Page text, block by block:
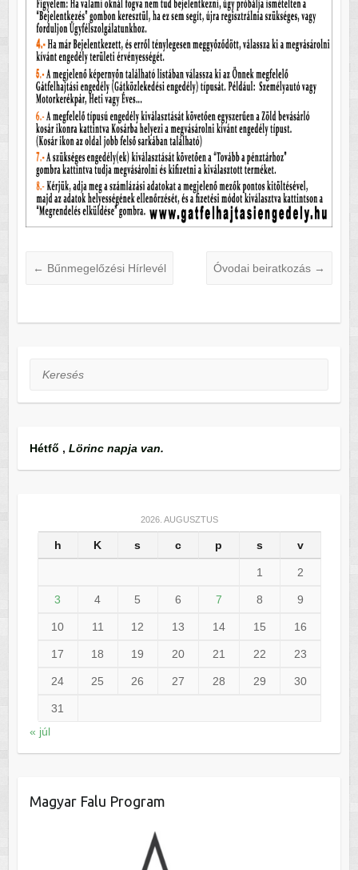
← Bűnmegelőzési Hírlevél Óvodai beiratkozás →
Keresés
Hétfő , Lörinc napja van.
2026. AUGUSZTUS
h K s c p s v
1 2
3 4 5 6 7 8 9
10 11 12 13 14 15 16
17 18 19 20 21 22 23
24 25 26 27 28 29 30
31
« júl
Magyar Falu Program